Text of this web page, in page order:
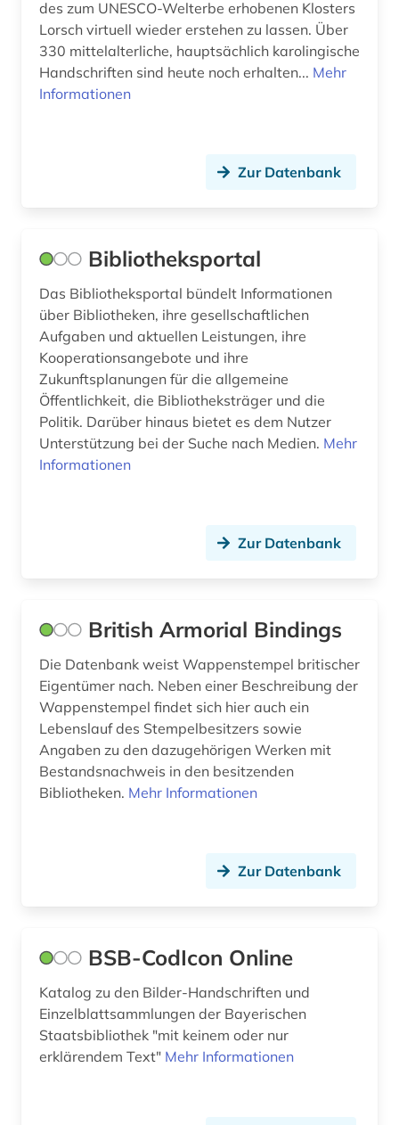
des zum UNESCO-Welterbe erhobenen Klosters
Lorsch virtuell wieder erstehen zu lassen. Über
330 mittelalterliche, hauptsächlich karolingische
Handschriften sind heute noch erhalten... Mehr
Informationen
Zur Datenbank
Bibliotheksportal
Das Bibliotheksportal bündelt Informationen
über Bibliotheken, ihre gesellschaftlichen
Aufgaben und aktuellen Leistungen, ihre
Kooperationsangebote und ihre
Zukunftsplanungen für die allgemeine
Öffentlichkeit, die Bibliotheksträger und die
Politik. Darüber hinaus bietet es dem Nutzer
Unterstützung bei der Suche nach Medien. Mehr
Informationen
Zur Datenbank
British Armorial Bindings
Die Datenbank weist Wappenstempel britischer
Eigentümer nach. Neben einer Beschreibung der
Wappenstempel findet sich hier auch ein
Lebenslauf des Stempelbesitzers sowie
Angaben zu den dazugehörigen Werken mit
Bestandsnachweis in den besitzenden
Bibliotheken. Mehr Informationen
Zur Datenbank
BSB-CodIcon Online
Katalog zu den Bilder-Handschriften und
Einzelblattsammlungen der Bayerischen
Staatsbibliothek "mit keinem oder nur
erklärendem Text" Mehr Informationen